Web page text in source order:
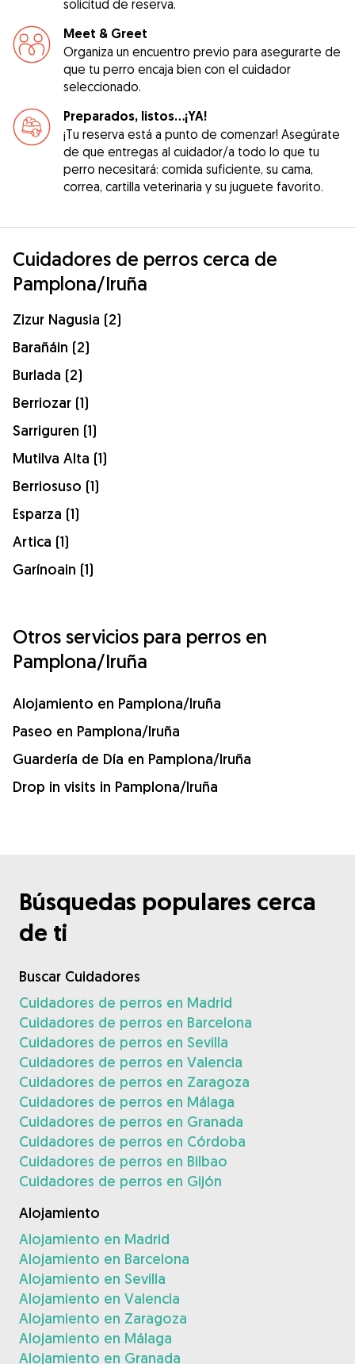
solicitud de reserva.
Meet & Greet
Organiza un encuentro previo para asegurarte de
que tu perro encaja bien con el cuidador
seleccionado.
Preparados, listos...¡YA!
¡Tu reserva está a punto de comenzar! Asegúrate
de que entregas al cuidador/a todo lo que tu
perro necesitará: comida suficiente, su cama,
correa, cartilla veterinaria y su juguete favorito.
Cuidadores de perros cerca de
Pamplona/Iruña
Zizur Nagusia (2)
Barañáin (2)
Burlada (2)
Berriozar (1)
Sarriguren (1)
Mutilva Alta (1)
Berriosuso (1)
Esparza (1)
Artica (1)
Garínoain (1)
Otros servicios para perros en
Pamplona/Iruña
Alojamiento en Pamplona/Iruña
Paseo en Pamplona/Iruña
Guardería de Día en Pamplona/Iruña
Drop in visits in Pamplona/Iruña
Búsquedas populares cerca
de ti
Buscar Cuidadores
Cuidadores de perros en Madrid
Cuidadores de perros en Barcelona
Cuidadores de perros en Sevilla
Cuidadores de perros en Valencia
Cuidadores de perros en Zaragoza
Cuidadores de perros en Málaga
Cuidadores de perros en Granada
Cuidadores de perros en Córdoba
Cuidadores de perros en Bilbao
Cuidadores de perros en Gijón
Alojamiento
Alojamiento en Madrid
Alojamiento en Barcelona
Alojamiento en Sevilla
Alojamiento en Valencia
Alojamiento en Zaragoza
Alojamiento en Málaga
Alojamiento en Granada